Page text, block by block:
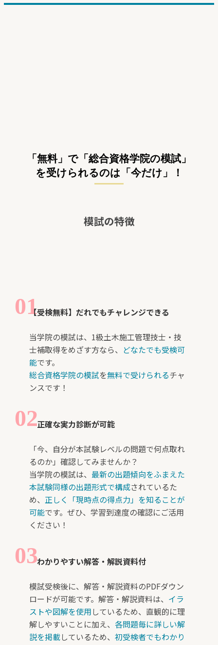
「無料」で「総合資格学院の模試」
を受けられるのは「今だけ」！
模試の特徴
【受検無料】だれでもチャレンジできる
当学院の模試は、1級土木施工管理技士・技
士補取得をめざす方なら、 どなたでも受検可
能です。
総合資格学院の模試を無料で受けられるチャ
ンスです！
正確な実力診断が可能
「今、自分が本試験レベルの問題で何点取れ
るのか」確認してみませんか？
当学院の模試は、最新の出題傾向をふまえた
本試験同様の出題形式で構成されているた
め、正しく「現時点の得点力」を知ることが
可能です。ぜひ、学習到達度の確認にご活用
ください！
わかりやすい解答・解説資料付
模試受検後に、解答・解説資料のPDFダウン
ロードが可能です。解答・解説資料は、 イラ
ストや図解を使用 しているため、直観的に理
解しやすいことに加え、各問題毎に詳しい解
説を掲載しているため、初受検者でもわかり